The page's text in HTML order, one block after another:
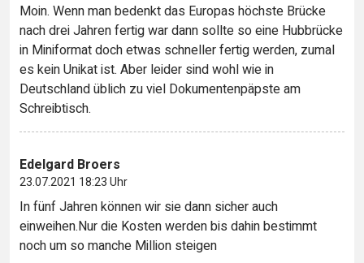
Moin. Wenn man bedenkt das Europas höchste Brücke
nach drei Jahren fertig war dann sollte so eine Hubbrücke
in Miniformat doch etwas schneller fertig werden, zumal
es kein Unikat ist. Aber leider sind wohl wie in
Deutschland üblich zu viel Dokumentenpäpste am
Schreibtisch.
Edelgard Broers
23.07.2021 18:23 Uhr
In fünf Jahren können wir sie dann sicher auch
einweihen.Nur die Kosten werden bis dahin bestimmt
noch um so manche Million steigen